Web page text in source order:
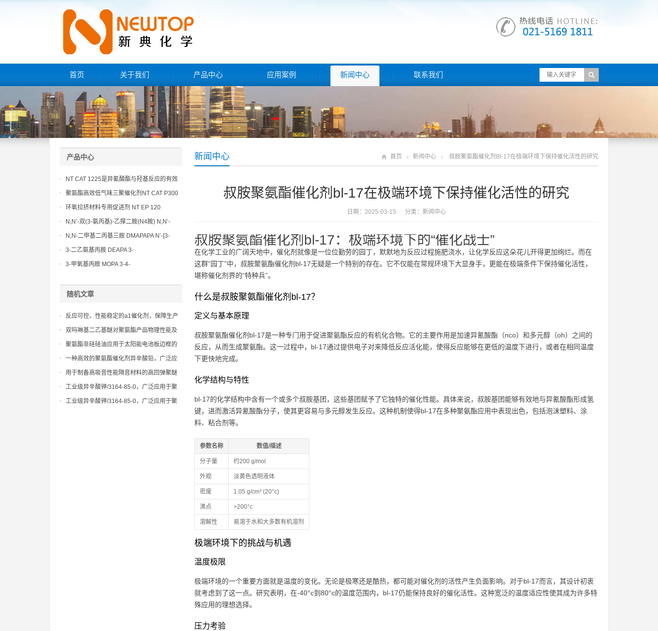
首页 关于我们 产品中心 应用案例 新闻中心 联系我们
新闻中心 首页 新闻中心 叔胺聚氨酯催化剂bl-17在极端环境下保持催化活性的研究
叔胺聚氨酯催化剂bl-17在极端环境下保持催化活性的研究
日期：2025-03-15 分类： 新闻中心
叔胺聚氨酯催化剂bl-17：极端环境下的“催化战士”
在化学工业的广阔天地中，催化剂就像是一位位勤劳的园丁，默默地为反应过程施肥浇水，让化学反应这朵花儿开得更加绚烂。而在
这群“园丁”中，叔胺聚氨酯催化剂bl-17无疑是一个特别的存在。它不仅能在常规环境下大显身手，更能在极端条件下保持催化活性，
堪称催化剂界的“特种兵”。
什么是叔胺聚氨酯催化剂bl-17？
定义与基本原理
叔胺聚氨酯催化剂bl-17是一种专门用于促进聚氨酯反应的有机化合物。它的主要作用是加速异氰酸酯（nco）和多元醇（oh）之间的
反应，从而生成聚氨酯。这一过程中，bl-17通过提供电子对来降低反应活化能，使得反应能够在更低的温度下进行，或者在相同温度
下更快地完成。
化学结构与特性
bl-17的化学结构中含有一个或多个叔胺基团，这些基团赋予了它独特的催化性能。具体来说，叔胺基团能够有效地与异氰酸酯形成氢
键，进而激活异氰酸酯分子，使其更容易与多元醇发生反应。这种机制使得bl-17在多种聚氨酯应用中表现出色，包括泡沫塑料、涂
料、粘合剂等。
参数名称 数值/描述
分子量 约200 g/mol
外观 淡黄色透明液体
密度 1.05 g/cm³ (20°c)
沸点 >200°c
溶解性 易溶于水和大多数有机溶剂
极端环境下的挑战与机遇
温度极限
极端环境的一个重要方面就是温度的变化。无论是极寒还是酷热，都可能对催化剂的活性产生负面影响。对于bl-17而言，其设计初衷
就考虑到了这一点。研究表明，在-40°c到80°c的温度范围内，bl-17仍能保持良好的催化活性。这种宽泛的温度适应性使其成为许多特
殊应用的理想选择。
压力考验
产品中心
NT CAT 1225是异氰酸酯与羟基反应的有效
催化剂
聚氨酯高效低气味三聚催化剂NT CAT P300
环氧拉挤材料专用促进剂 NT EP 120
N,N’-双(3-氨丙基)-乙撑二胺(N4胺) N,N’-
Bis(3-aminopropyl)-ethylenediamine CAS
No10563-26-5
N,N-二甲基二丙基三胺 DMAPAPA N’-[3-
(dimethylamino)propyllpropane-1,3-
diamine CAS No10563-29-8
3-二乙氨基丙胺 DEAPA 3-
(Diethylamino)propylamine CAS No 104-
3-甲氧基丙胺 MOPA 3-4-
随机文章
反应可控、性能稳定的a1催化剂，保障生产
过程顺利进行
双吗啉基二乙基醚对聚氨酯产品物理性能及
长期耐用性的影响评估
聚氨酯非硅硅油应用于太阳能电池板边框的
优势：提高能源转换效率的新途径
一种高效的聚氨酯催化剂异辛酸铅，广泛应
用于建筑保温和填充领域
用于制备高吸音性能隔音材料的高回弹聚醚
工业级异辛酸钾/3164-85-0，广泛应用于聚
氨酯板材、管道保温和冰箱冰柜
工业级异辛酸钾/3164-85-0，广泛应用于聚